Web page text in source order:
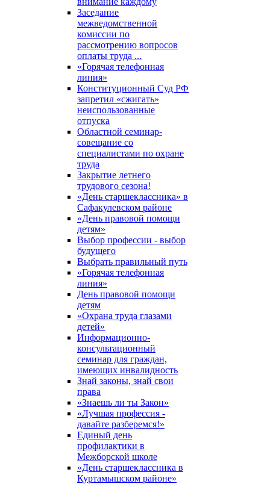
Заседание
межведомственной
комиссии по
рассмотрению вопросов
оплаты труда ...
«Горячая телефонная
линия»
Конституционный Суд РФ
запретил «сжигать»
неиспользованные
отпуска
Областной семинар-
совещание со
специалистами по охране
труда
Закрытие летнего
трудового сезона!
«День старшеклассника» в
Сафакулевском районе
«День правовой помощи
детям»
Выбор профессии - выбор
будущего
Выбрать правильный путь
«Горячая телефонная
линия»
День правовой помощи
детям
«Охрана труда глазами
детей»
Информационно-
консультационный
семинар для граждан,
имеющих инвалидность
Знай законы, знай свои
права
«Знаешь ли ты Закон»
«Лучшая профессия -
давайте разберемся!»
Единый день
профилактики в
Межборской школе
«День старшеклассника в
Куртамышском районе»